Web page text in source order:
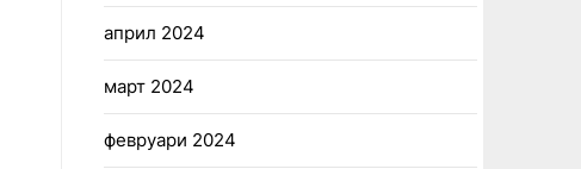
април 2024
март 2024
февруари 2024